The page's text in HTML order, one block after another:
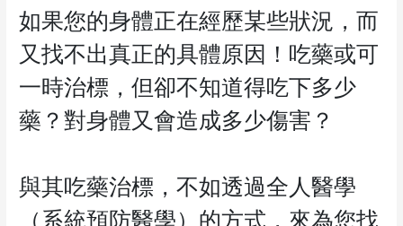
如果您的身體正在經歷某些狀況，而
又找不出真正的具體原因！吃藥或可
一時治標，但卻不知道得吃下多少
藥？對身體又會造成多少傷害？
與其吃藥治標，不如透過全人醫學
（系統預防醫學）的方式，來為您找